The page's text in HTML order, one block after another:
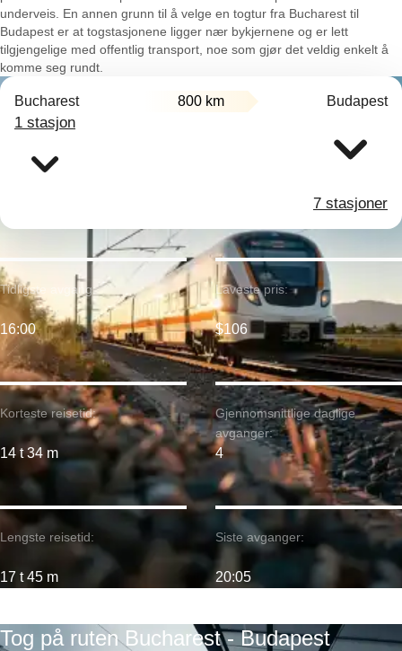
underveis. En annen grunn til å velge en togtur fra Bucharest til
Budapest er at togstasjonene ligger nær bykjernene og er lett
tilgjengelige med offentlig transport, noe som gjør det veldig enkelt å
komme seg rundt.
Bucharest 800 km Budapest
1 stasjon
7 stasjoner
Korteste reisetid:
14 t 34 m
Tidligste avgang:
16:00
Lengste reisetid:
17 t 45 m
Laveste pris:
$106
Gjennomsnittlige daglige
avganger:
4
Siste avganger:
20:05
Tog på ruten Bucharest - Budapest